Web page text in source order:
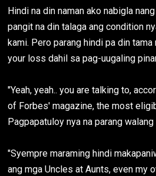
Hindi na din naman ako nabigla
pangit na din talaga ang condition
kami. Pero parang hindi pa din
your loss dahil sa pag-uugaling
"Yeah, yeah.. you are talking to,
of Forbes' magazine, the most
Pagpapatuloy nya na parang walang
"Syempre maraming hindi
ang mga Uncles at Aunts, even my